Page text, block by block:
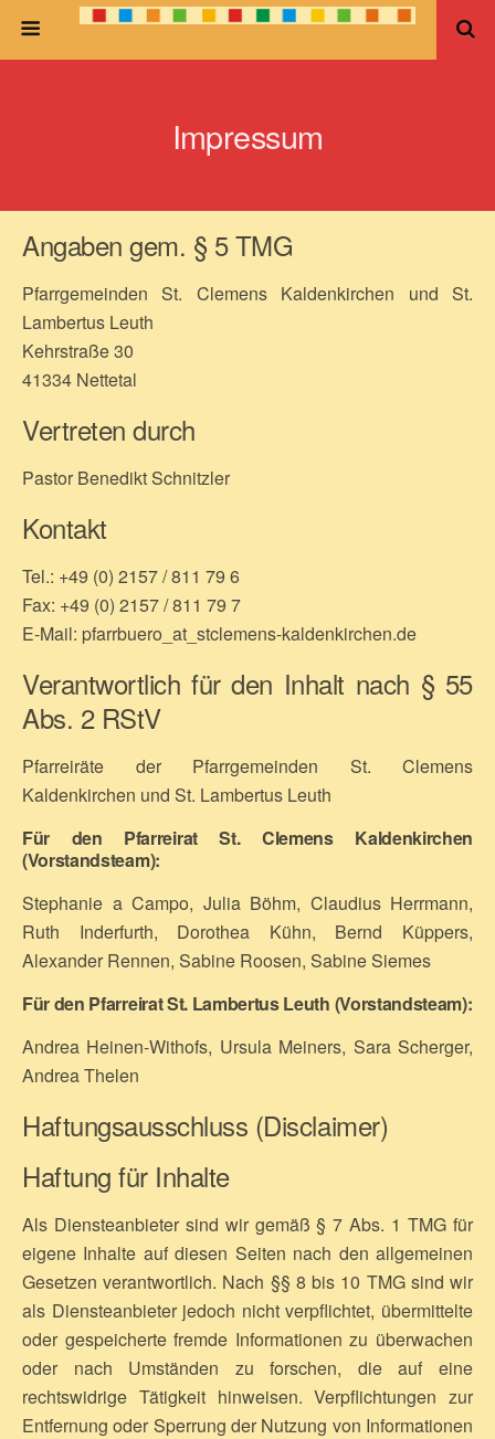
Impressum
Angaben gem. § 5 TMG
Pfarrgemeinden St. Clemens Kaldenkirchen und St.
Lambertus Leuth
Kehrstraße 30
41334 Nettetal
Vertreten durch
Pastor Benedikt Schnitzler
Kontakt
Tel.: +49 (0) 2157 / 811 79 6
Fax: +49 (0) 2157 / 811 79 7
E-Mail: pfarrbuero_at_stclemens-kaldenkirchen.de
Verantwortlich für den Inhalt nach § 55
Abs. 2 RStV
Pfarreiräte der Pfarrgemeinden St. Clemens
Kaldenkirchen und St. Lambertus Leuth
Für den Pfarreirat St. Clemens Kaldenkirchen
(Vorstandsteam):
Stephanie a Campo, Julia Böhm, Claudius Herrmann,
Ruth Inderfurth, Dorothea Kühn, Bernd Küppers,
Alexander Rennen, Sabine Roosen, Sabine Siemes
Für den Pfarreirat St. Lambertus Leuth (Vorstandsteam):
Andrea Heinen-Withofs, Ursula Meiners, Sara Scherger,
Andrea Thelen
Haftungsausschluss (Disclaimer)
Haftung für Inhalte
Als Diensteanbieter sind wir gemäß § 7 Abs. 1 TMG für
eigene Inhalte auf diesen Seiten nach den allgemeinen
Gesetzen verantwortlich. Nach §§ 8 bis 10 TMG sind wir
als Diensteanbieter jedoch nicht verpflichtet, übermittelte
oder gespeicherte fremde Informationen zu überwachen
oder nach Umständen zu forschen, die auf eine
rechtswidrige Tätigkeit hinweisen. Verpflichtungen zur
Entfernung oder Sperrung der Nutzung von Informationen